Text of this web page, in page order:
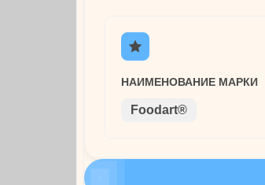
НАИМЕНОВАНИЕ МАРКИ
Foodart®